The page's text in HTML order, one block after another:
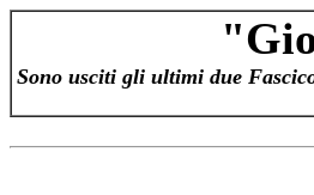
Sono usciti gli ultimi due